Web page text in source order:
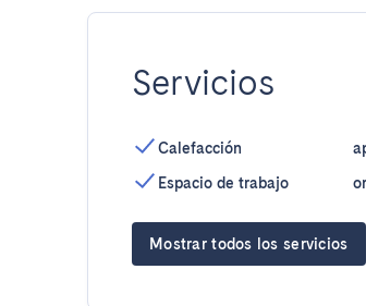
Servicios
Calefacción
Espacio de trabajo
ordenadores
Mostrar todos los servicios